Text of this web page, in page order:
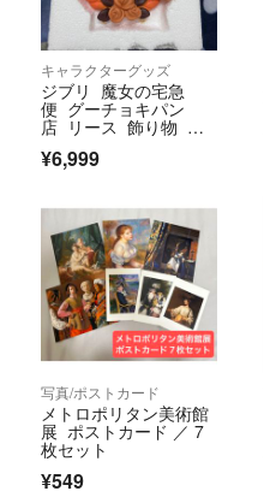
キャラクターグッズ
ジブリ 魔女の宅急
便 グーチョキパン
店 リース 飾り物 置
¥6,999
写真/ポストカード
メトロポリタン美術館
展 ポストカード ／ 7
枚セット
¥549